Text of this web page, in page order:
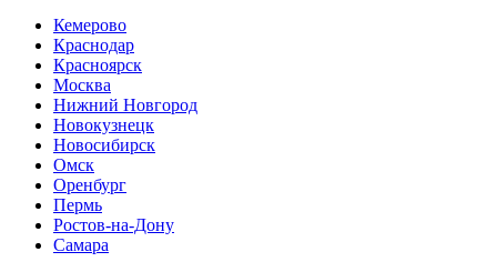
Кемерово
Краснодар
Красноярск
Москва
Нижний Новгород
Новокузнецк
Новосибирск
Омск
Оренбург
Пермь
Ростов-на-Дону
Самара